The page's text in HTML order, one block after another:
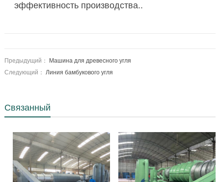
эффективность производства..
Предыдущий：
Машина для древесного угля
Следующий： Линия бамбукового угля
Связанный